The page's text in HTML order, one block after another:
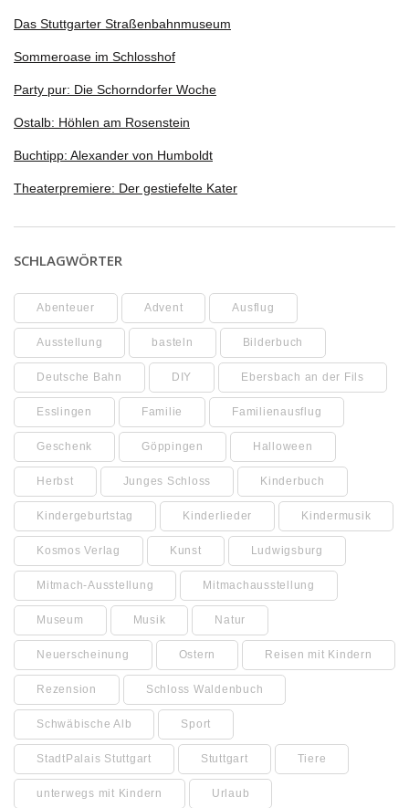
Das Stuttgarter Straßenbahnmuseum
Sommeroase im Schlosshof
Party pur: Die Schorndorfer Woche
Ostalb: Höhlen am Rosenstein
Buchtipp: Alexander von Humboldt
Theaterpremiere: Der gestiefelte Kater
SCHLAGWÖRTER
Abenteuer Advent Ausflug
Ausstellung basteln Bilderbuch
Deutsche Bahn DIY Ebersbach an der Fils
Esslingen Familie Familienausflug
Geschenk Göppingen Halloween
Herbst Junges Schloss Kinderbuch
Kindergeburtstag Kinderlieder Kindermusik
Kosmos Verlag Kunst Ludwigsburg
Mitmach-Ausstellung Mitmachausstellung
Museum Musik Natur
Neuerscheinung Ostern Reisen mit Kindern
Rezension Schloss Waldenbuch
Schwäbische Alb Sport
StadtPalais Stuttgart Stuttgart Tiere
unterwegs mit Kindern Urlaub